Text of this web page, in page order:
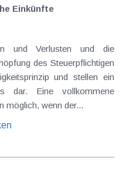
Einkünfte
des Steuerpflichtigen
und stellen ein
möglich, wenn der...